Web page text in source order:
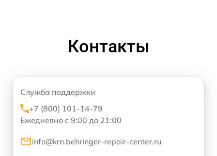
Контакты
Служба поддержки
+7 (800) 101-14-79
Ежедневно с 9:00 до 21:00
info@krn.behringer-repair-center.ru